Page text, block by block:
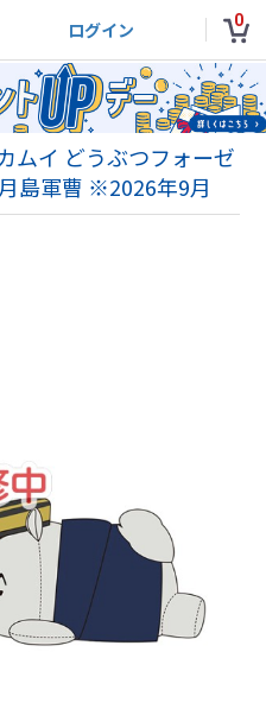
ログイン 0
ムイ どうぶつフォーゼ
島軍曹 ※2026年9月